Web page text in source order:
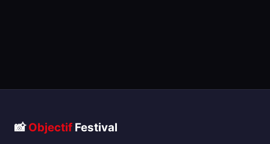
📸Objectif Festival